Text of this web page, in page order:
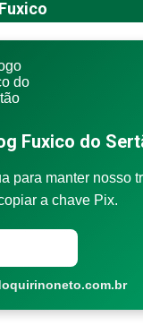
Fuxico do
para manter nosso
a chave Pix.